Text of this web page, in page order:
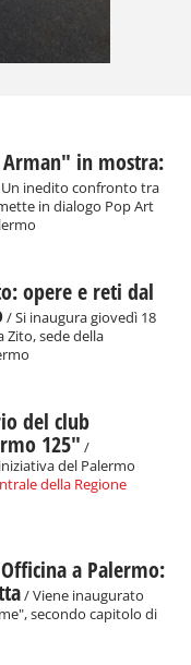
in mostra:
inedito confronto tra
in dialogo Pop Art
opere e reti dal
/ Si inaugura giovedì 18
Zito, sede della
del club
125" /
del Palermo
della Regione
a Palermo:
/ Viene inaugurato
secondo capitolo di